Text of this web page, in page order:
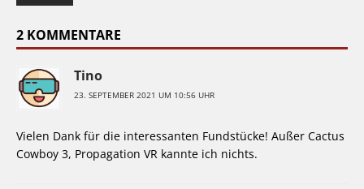
2 KOMMENTARE
Tino
23. SEPTEMBER 2021 UM 10:56 UHR
Vielen Dank für die interessanten Fundstücke! Außer Cactus
Cowboy 3, Propagation VR kannte ich nichts.